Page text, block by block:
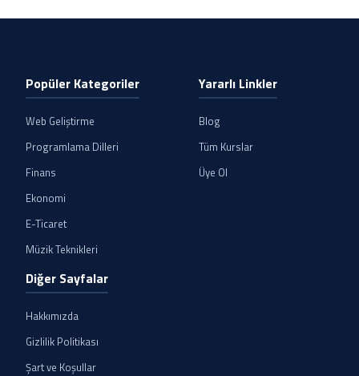
Popüler Kategoriler
Web Geliştirme
Programlama Dilleri
Finans
Ekonomi
E-Ticaret
Müzik Teknikleri
Yararlı Linkler
Blog
Tüm Kurslar
Üye Ol
Diğer Sayfalar
Hakkımızda
Gizlilik Politikası
Şart ve Koşullar